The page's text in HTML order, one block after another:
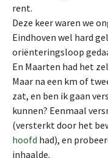
rent.
Deze keer waren we
Eindhoven wel hard
oriënteringsloop
En Maarten had het
Maar na een km of
zat, en ben ik gaan
kunnen? Eenmaal
(versterkt door het
hoofd had), en
inhaalde.